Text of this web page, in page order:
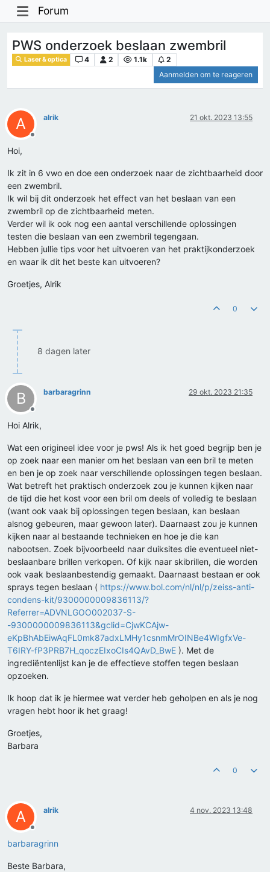
Forum
PWS onderzoek beslaan zwembril
Laser & optica 4 2 1.1k
2
Aanmelden om te reageren
A
Offline
alrik 21 okt. 2023 13:55
Hoi,
Ik zit in 6 vwo en doe een onderzoek naar de zichtbaarheid door
een zwembril.
Ik wil bij dit onderzoek het effect van het beslaan van een
zwembril op de zichtbaarheid meten.
Verder wil ik ook nog een aantal verschillende oplossingen
testen die beslaan van een zwembril tegengaan.
Hebben jullie tips voor het uitvoeren van het praktijkonderzoek
en waar ik dit het beste kan uitvoeren?
Groetjes, Alrik
0
8 dagen later
B
Offline
barbaragrinn 29 okt. 2023 21:35
Hoi Alrik,
Wat een origineel idee voor je pws! Als ik het goed begrijp ben je
op zoek naar een manier om het beslaan van een bril te meten
en ben je op zoek naar verschillende oplossingen tegen beslaan.
Wat betreft het praktisch onderzoek zou je kunnen kijken naar
de tijd die het kost voor een bril om deels of volledig te beslaan
(want ook vaak bij oplossingen tegen beslaan, kan beslaan
alsnog gebeuren, maar gewoon later). Daarnaast zou je kunnen
kijken naar al bestaande technieken en hoe je die kan
nabootsen. Zoek bijvoorbeeld naar duiksites die eventueel niet-
beslaanbare brillen verkopen. Of kijk naar skibrillen, die worden
ook vaak beslaanbestendig gemaakt. Daarnaast bestaan er ook
sprays tegen beslaan ( https://www.bol.com/nl/nl/p/zeiss-anti-
condens-kit/9300000009836113/?
Referrer=ADVNLGOO002037-S-
-9300000009836113&gclid=CjwKCAjw-
eKpBhAbEiwAqFL0mk87adxLMHy1csnmMrOINBe4WIgfxVe-
T6IRY-fP3PRB7H_qoczEIxoCIs4QAvD_BwE ). Met de
ingrediëntenlijst kan je de effectieve stoffen tegen beslaan
opzoeken.
Ik hoop dat ik je hiermee wat verder heb geholpen en als je nog
vragen hebt hoor ik het graag!
Groetjes,
Barbara
0
A
Offline
alrik 4 nov. 2023 13:48
barbaragrinn
Beste Barbara,